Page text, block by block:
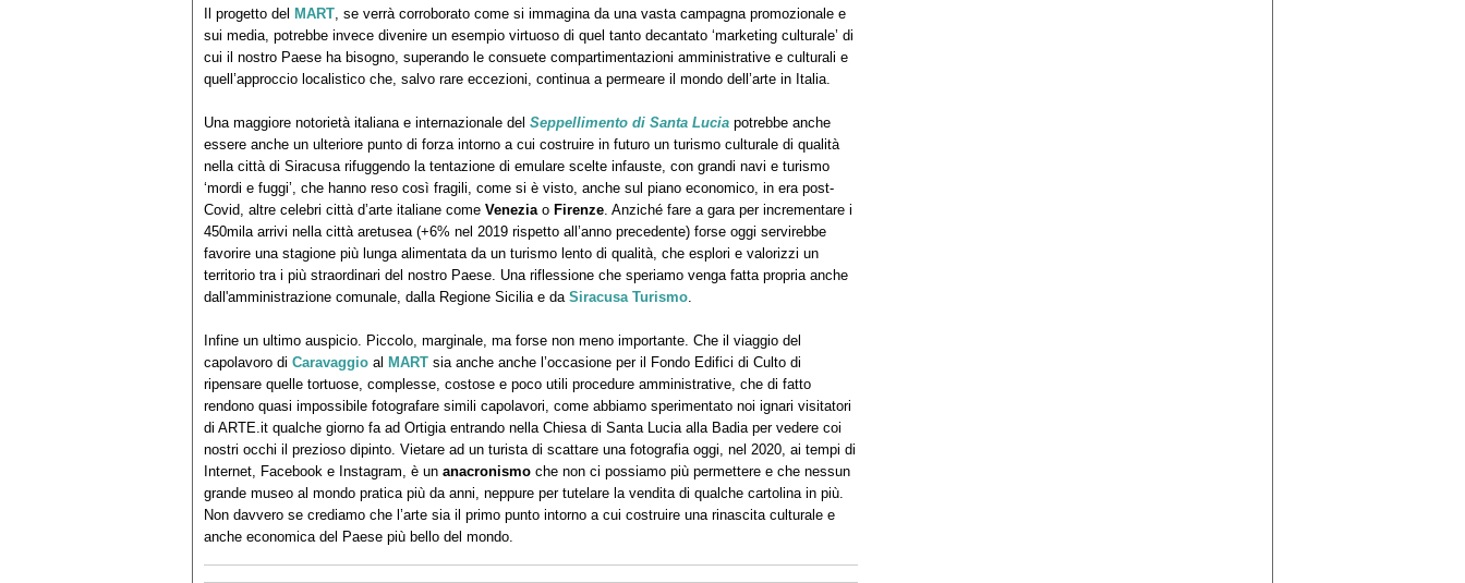
Il progetto del MART, se verrà corroborato come si immagina da una vasta campagna promozionale e
sui media, potrebbe invece divenire un esempio virtuoso di quel tanto decantato ‘marketing culturale’ di
cui il nostro Paese ha bisogno, superando le consuete compartimentazioni amministrative e culturali e
quell’approccio localistico che, salvo rare eccezioni, continua a permeare il mondo dell’arte in Italia.
Una maggiore notorietà italiana e internazionale del Seppellimento di Santa Lucia potrebbe anche
essere anche un ulteriore punto di forza intorno a cui costruire in futuro un turismo culturale di qualità
nella città di Siracusa rifuggendo la tentazione di emulare scelte infauste, con grandi navi e turismo
‘mordi e fuggi’, che hanno reso così fragili, come si è visto, anche sul piano economico, in era post-
Covid, altre celebri città d’arte italiane come Veneziao Firenze. Anziché fare a gara per incrementare i
450mila arrivi nella città aretusea (+6% nel 2019 rispetto all’anno precedente) forse oggi servirebbe
favorire una stagione più lunga alimentata da un turismo lento di qualità, che esplori e valorizzi un
territorio tra i più straordinari del nostro Paese. Una riflessione che speriamo venga fatta propria anche
dall'amministrazione comunale, dalla Regione Sicilia e da Siracusa Turismo.
Infine un ultimo auspicio. Piccolo, marginale, ma forse non meno importante. Che il viaggio del
capolavoro di Caravaggio al MART sia anche anche l’occasione per il Fondo Edifici di Culto di
ripensare quelle tortuose, complesse, costose e poco utili procedure amministrative, che di fatto
rendono quasi impossibile fotografare simili capolavori, come abbiamo sperimentato noi ignari visitatori
di ARTE.it qualche giorno fa ad Ortigia entrando nella Chiesa di Santa Lucia alla Badia per vedere coi
nostri occhi il prezioso dipinto. Vietare ad un turista di scattare una fotografia oggi, nel 2020, ai tempi di
Internet, Facebook e Instagram, è un anacronismo che non ci possiamo più permettere e che nessun
grande museo al mondo pratica più da anni, neppure per tutelare la vendita di qualche cartolina in più.
Non davvero se crediamo che l’arte sia il primo punto intorno a cui costruire una rinascita culturale e
anche economica del Paese più bello del mondo.